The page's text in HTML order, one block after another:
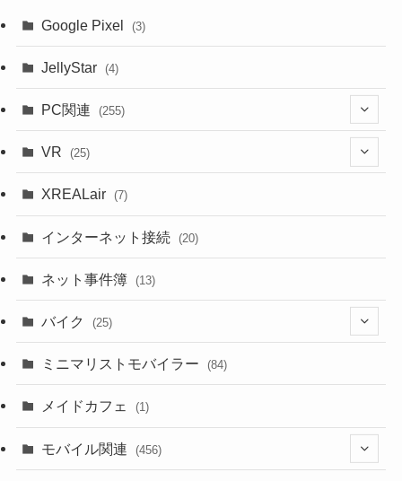
Google Pixel (3)
JellyStar (4)
PC関連 (255)
(9)
(18)
(2)
(10)
VR (25)
(18)
(13)
XREALair (7)
インターネット接続 (20)
ネット事件簿 (13)
バイク (25)
(8)
(23)
ミニマリストモバイラー (84)
メイドカフェ (1)
モバイル関連 (456)